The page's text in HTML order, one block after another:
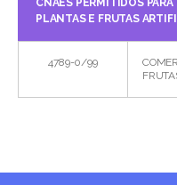
CNAES PERMITIDOS
PLANTAS E FRUTAS
4789-0/99